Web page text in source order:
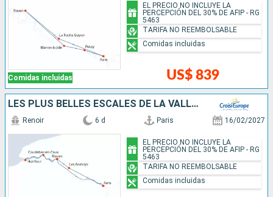
Comidas incluidas US$ 839
EL PRECIO NO INCLUYE LA
PERCEPCIÓN DEL 30% DE AFIP - RG
5463
TARIFA NO REEMBOLSABLE
Comidas incluidas
LES PLUS BELLES ESCALES DE LA VALLÉE DE LA SEINE
Renoir 6 d Paris 16/02/2027
EL PRECIO NO INCLUYE LA
PERCEPCIÓN DEL 30% DE AFIP - RG
5463
TARIFA NO REEMBOLSABLE
Comidas incluidas